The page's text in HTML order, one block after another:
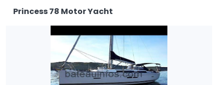
Princess 78 Motor Yacht